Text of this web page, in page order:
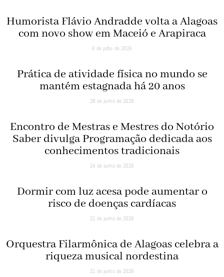
Humorista Flávio Andradde volta a Alagoas
com novo show em Maceió e Arapiraca
6 de julho de 2026
Prática de atividade física no mundo se
mantém estagnada há 20 anos
28 de junho de 2026
Encontro de Mestras e Mestres do Notório
Saber divulga Programação dedicada aos
conhecimentos tradicionais
24 de junho de 2026
Dormir com luz acesa pode aumentar o
risco de doenças cardíacas
21 de junho de 2026
Orquestra Filarmônica de Alagoas celebra a
riqueza musical nordestina
21 de junho de 2026